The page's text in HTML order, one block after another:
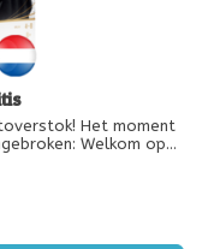
Het moment
Welkom op